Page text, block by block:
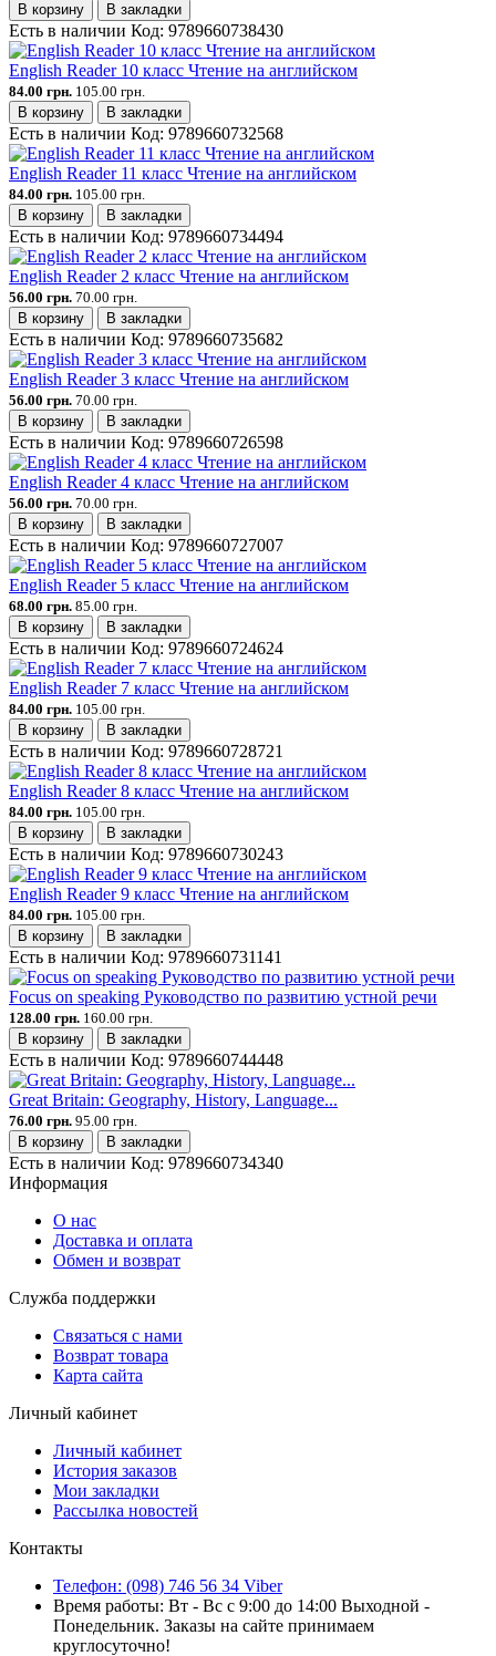
В корзину
В закладки
Есть в наличии Код: 9789660738430
English Reader 10 класс Чтение на английском
84.00 грн. 105.00 грн.
В корзину
В закладки
Есть в наличии Код: 9789660732568
English Reader 11 класс Чтение на английском
84.00 грн. 105.00 грн.
В корзину
В закладки
Есть в наличии Код: 9789660734494
English Reader 2 класс Чтение на английском
56.00 грн. 70.00 грн.
В корзину
В закладки
Есть в наличии Код: 9789660735682
English Reader 3 класс Чтение на английском
56.00 грн. 70.00 грн.
В корзину
В закладки
Есть в наличии Код: 9789660726598
English Reader 4 класс Чтение на английском
56.00 грн. 70.00 грн.
В корзину
В закладки
Есть в наличии Код: 9789660727007
English Reader 5 класс Чтение на английском
68.00 грн. 85.00 грн.
В корзину
В закладки
Есть в наличии Код: 9789660724624
English Reader 7 класс Чтение на английском
84.00 грн. 105.00 грн.
В корзину
В закладки
Есть в наличии Код: 9789660728721
English Reader 8 класс Чтение на английском
84.00 грн. 105.00 грн.
В корзину
В закладки
Есть в наличии Код: 9789660730243
English Reader 9 класс Чтение на английском
84.00 грн. 105.00 грн.
В корзину
В закладки
Есть в наличии Код: 9789660731141
Focus on speaking Руководство по развитию устной речи
128.00 грн. 160.00 грн.
В корзину
В закладки
Есть в наличии Код: 9789660744448
Great Britain: Geography, History, Language...
76.00 грн. 95.00 грн.
В корзину
В закладки
Есть в наличии Код: 9789660734340
Информация
О нас
Доставка и оплата
Обмен и возврат
Служба поддержки
Связаться с нами
Возврат товара
Карта сайта
Личный кабинет
Личный кабинет
История заказов
Мои закладки
Рассылка новостей
Контакты
Телефон: (098) 746 56 34 Viber
Время работы: Вт - Вс с 9:00 до 14:00 Выходной -
Понедельник. Заказы на сайте принимаем
круглосуточно!